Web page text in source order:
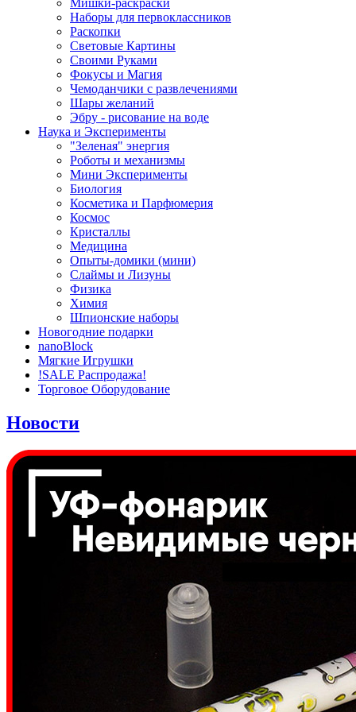
Мишки-раскраски
Наборы для первоклассников
Раскопки
Световые Картины
Своими Руками
Фокусы и Магия
Чемоданчики с развлечениями
Шары желаний
Эбру - рисование на воде
Наука и Эксперименты
"Зеленая" энергия
Роботы и механизмы
Мини Эксперименты
Биология
Косметика и Парфюмерия
Космос
Кристаллы
Медицина
Опыты-домики (мини)
Слаймы и Лизуны
Физика
Химия
Шпионские наборы
Новогодние подарки
nanoBlock
Мягкие Игрушки
!SALE Распродажа!
Торговое Оборудование
Новости